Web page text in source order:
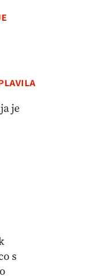
je
s